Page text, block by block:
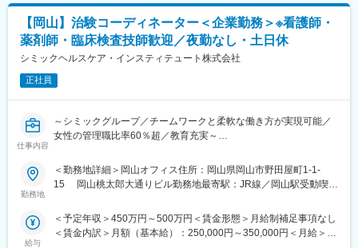
患者さんに治験の内容をわかりやすく説明したり、医師や看護師
と連携することで伝える力が身に付きます。
（2）スケジュール管理力：
治験には決まった検査や診察の予定があるため、患者さんが無理
なく通えるように予定を調整する力が身につきます。
（3）医療の知識：
薬の種類や副作用、検査の内容など、医療に関する知識が自然と
増えていきます。薬剤師や看護師と話す機会も多いため学ぶこと
も多いです。
（4）パソコンや書類の整理力：
す。パソコンの使い方や、正確に記録する力が身につきます。
（5）チームで働く力：
進めるので、チームワークの大切さを学べます。
【岡山】治験コーディネーター＜企業勤務＞※看護師・
薬剤師・臨床検査技師歓迎／夜勤なし・土日休
シミックヘルスケア・インスティテュート株式会社
正社員
仕事内容
～シミックグループ／チームワークと柔軟な働き方が実現可能／
女性の管理職比率60％超／教育充実～
や私たちのQOLを向上させるべく新しい治療法を開発する必要が
あります。今回は治験を実施する際の被験者および医療機関のサ
・治験担当医師の補助
・検査／投薬スケジュール調整、治験データの管理 など
勤務地
＜勤務地詳細＞岡山オフィス住所：岡山県岡山市野田屋町1-1-
15 岡山桃太郎大通りビル勤務地最寄駅：JR線／岡山駅受動喫煙
給与
＜予定年収＞450万円～500万円＜賃金形態＞月給制補足事項なし
＜賃金内訳＞月額（基本給）：250,000円～350,000円＜月給＞